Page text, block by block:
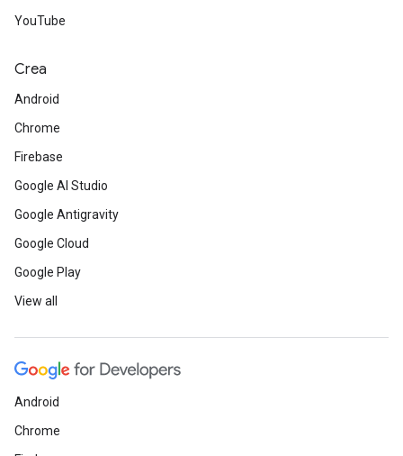
YouTube
Crea
Android
Chrome
Firebase
Google AI Studio
Google Antigravity
Google Cloud
Google Play
View all
Android
Chrome